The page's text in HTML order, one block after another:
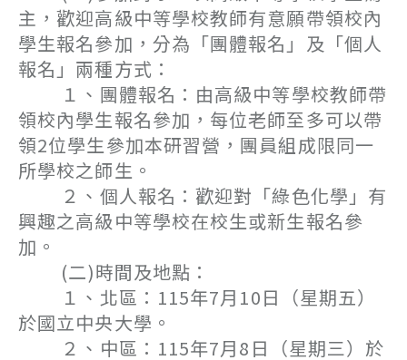
主，歡迎高級中等學校教師有意願帶領校內
學生報名參加，分為「團體報名」及「個人
報名」兩種方式：
１、團體報名：由高級中等學校教師帶
領校內學生報名參加，每位老師至多可以帶
領2位學生參加本研習營，團員組成限同一
所學校之師生。
２、個人報名：歡迎對「綠色化學」有
興趣之高級中等學校在校生或新生報名參
加。
(二)時間及地點：
１、北區：115年7月10日（星期五）
於國立中央大學。
２、中區：115年7月8日（星期三）於